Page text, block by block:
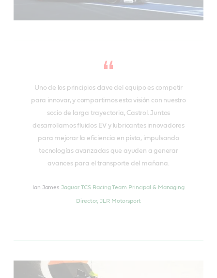
Uno de los principios clave del equipo es competir
para innovar, y compartimos esta visión con nuestro
socio de larga trayectoria, Castrol. Juntos
desarrollamos fluidos EV y lubricantes innovadores
para mejorar la eficiencia en pista, impulsando
tecnologías avanzadas que ayuden a generar
avances para el transporte del mañana.
Ian James Jaguar TCS Racing Team Principal & Managing
Director, JLR Motorsport